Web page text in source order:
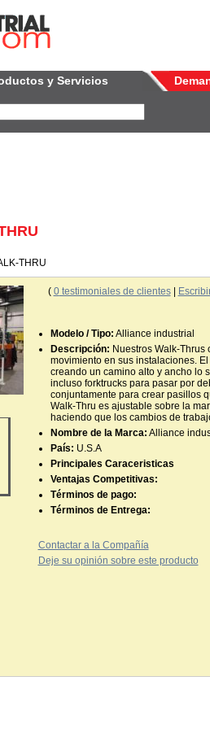
y Servicios
THRU
( 0testimoniales de clientes|
Modelo / Tipo: Alliance industrial
Descripción: Nuestros Walk-
movimiento en sus instalaciones.
creando un camino alto y ancho lo
incluso forktrucks para pasar por
conjuntamente para crear pasillos
Walk-Thru es ajustable sobre la
haciendo que los cambios de
Nombre de la Marca: Alliance
País: U.S.A
Principales Caraceristicas
Ventajas Competitivas:
Términos de pago:
Términos de Entrega:
Contactar a la Compañía
Deje su opinión sobre este producto